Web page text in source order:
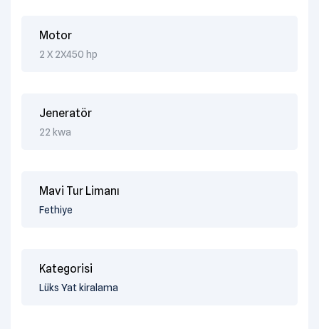
Motor
2 X 2X450 hp
Jeneratör
22 kwa
Mavi Tur Limanı
Fethiye
Kategorisi
Lüks Yat kiralama